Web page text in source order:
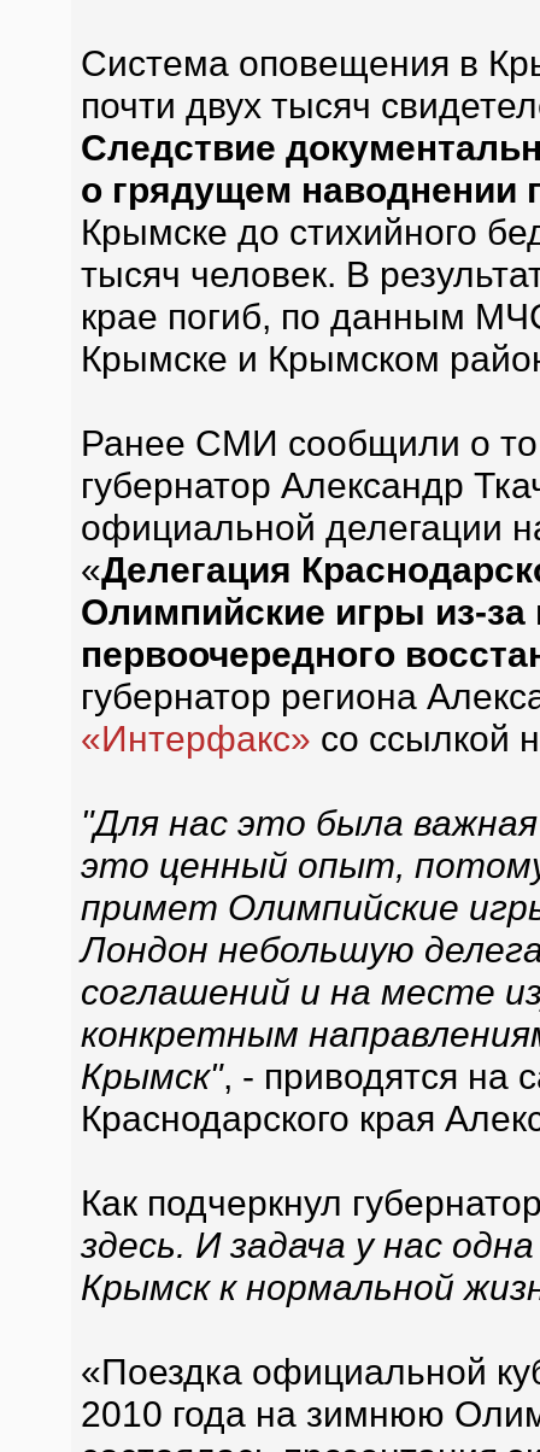
Система оповещения в
почти двух тысяч
Следствие
о грядущем наводнении
Крымске до стихийного
тысяч человек. В
крае погиб, по данным
Крымске и Крымском
Ранее СМИ сообщили о
губернатор Александр
официальной делегации
«Делегация
Олимпийские игры из-за
первоочередного
губернатор региона
«Интерфакс» со ссылкой
"Для нас это была
это ценный опыт,
примет Олимпийские
Лондон небольшую
соглашений и на месте
конкретным
Крымск", - приводятся на
Краснодарского края
Как подчеркнул
здесь. И задача у нас
Крымск к нормальной
«Поездка официальной
2010 года на зимнюю